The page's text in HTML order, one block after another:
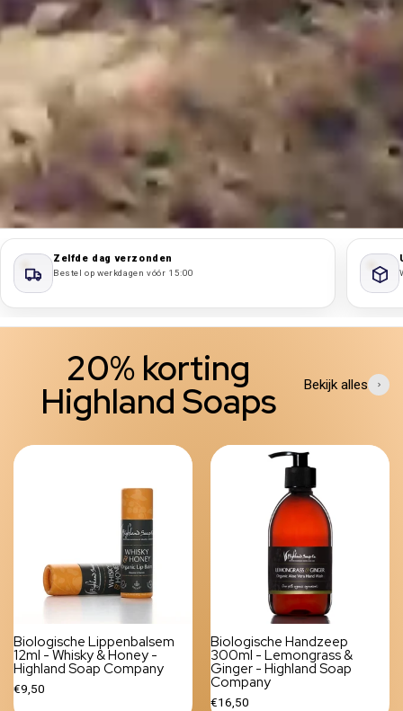
Zelfde dag verzonden
Bestel op werkdagen vóór 15:00
20% korting
Highland Soaps Bekijk alles
Biologische Lippenbalsem
12ml - Whisky & Honey -
Highland Soap Company
€9,50
Biologische Handzeep
300ml - Lemongrass &
Ginger - Highland Soap
Company
€16,50